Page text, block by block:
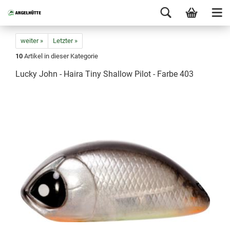
weiter »
Letzter »
10 Artikel in dieser Kategorie
Lucky John - Haira Tiny Shallow Pilot - Farbe 403